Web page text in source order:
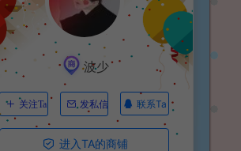
波少
关注Ta 发私信 联系Ta
进入TA的商铺